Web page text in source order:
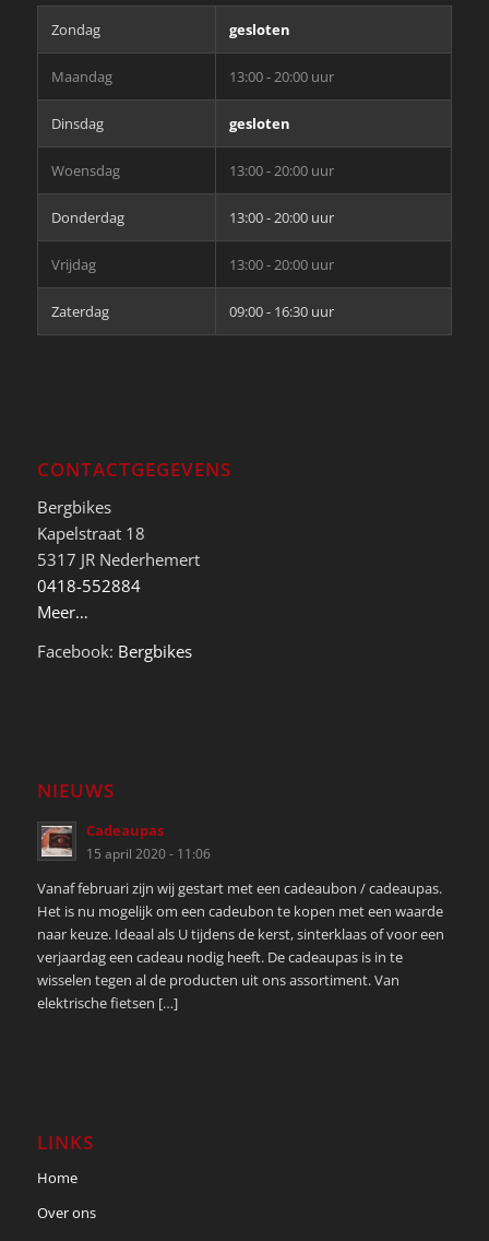
Zondag gesloten
Maandag 13:00 - 20:00 uur
Dinsdag gesloten
Woensdag 13:00 - 20:00 uur
Donderdag 13:00 - 20:00 uur
Vrijdag 13:00 - 20:00 uur
Zaterdag 09:00 - 16:30 uur
CONTACTGEGEVENS
Bergbikes
Kapelstraat 18
5317 JR Nederhemert
0418-552884
Meer…
Facebook: Bergbikes
NIEUWS
Cadeaupas
15 april 2020 - 11:06
Vanaf februari zijn wij gestart met een cadeaubon / cadeaupas.
Het is nu mogelijk om een cadeubon te kopen met een waarde
naar keuze. Ideaal als U tijdens de kerst, sinterklaas of voor een
verjaardag een cadeau nodig heeft. De cadeaupas is in te
wisselen tegen al de producten uit ons assortiment. Van
elektrische fietsen […]
LINKS
Home
Over ons